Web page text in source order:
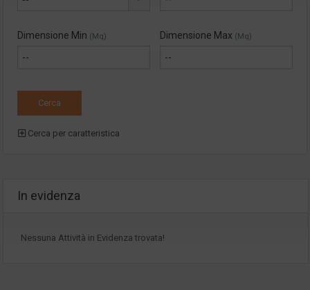
Dimensione Min (Mq) Dimensione Max (Mq)
Cerca per caratteristica
In evidenza
Nessuna Attività in Evidenza trovata!